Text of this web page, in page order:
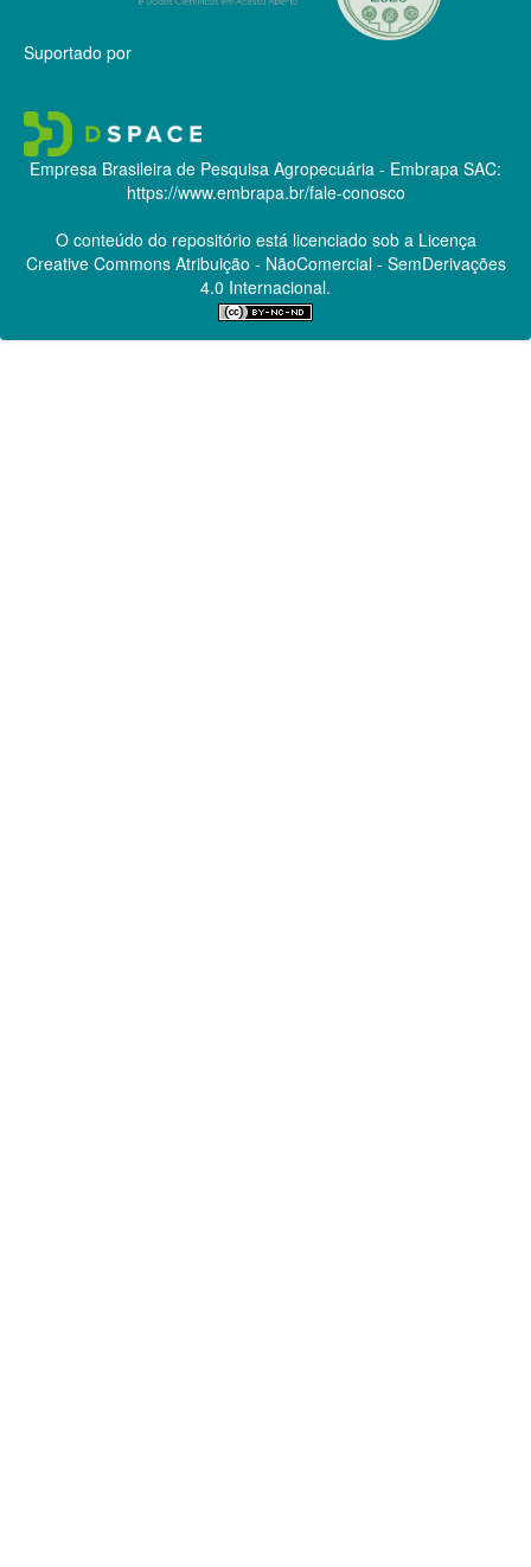
Suportado por
Empresa Brasileira de Pesquisa Agropecuária - Embrapa SAC:
https://www.embrapa.br/fale-conosco
O conteúdo do repositório está licenciado sob a Licença
Creative CommonsAtribuição - NãoComercial - SemDerivações
4.0 Internacional.